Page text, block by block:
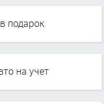
подарок
на учет